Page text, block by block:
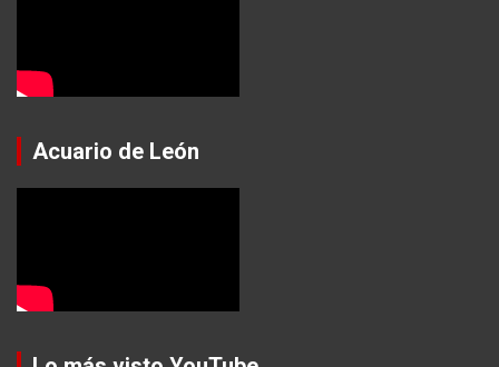
Acuario de León